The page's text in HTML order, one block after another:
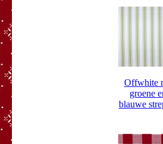
Offwhite
groene
blauwe